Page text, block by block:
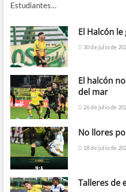
Estudiantes…
El Halcón
30 de julio de
El halcón
del mar
26 de julio de
No llores
18 de julio de
Talleres de